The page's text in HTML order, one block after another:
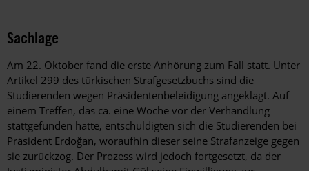
Sachlage
Am 22. Oktober fand die erste Anhörung zum Fall statt. Unter
Artikel 299 des türkischen Strafgesetzbuchs sind die
Studierenden wegen Präsidentenbeleidigung angeklagt. Auf
einem Treffen, das ca. eine Woche vor der Verhandlung
stattgefunden hatte, entschuldigten sich die Studierenden bei
Präsident Erdoğan, woraufhin dieser seine Strafanzeige gegen
sie zurückzog. Der Prozess wird jedoch fortgesetzt, da der